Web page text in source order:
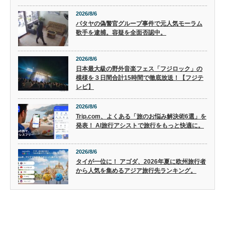
2026/8/6
パタヤの偽警官グループ事件で元人気モーラム
歌手を逮捕。容疑を全面否認中。
2026/8/6
日本最大級の野外音楽フェス「フジロック」の
模様を３日間合計15時間で徹底放送！【フジテ
レビ】
2026/8/6
Trip.com、よくある「旅のお悩み解決術6選」を
発表！ AI旅行アシストで旅行をもっと快適に。
2026/8/6
タイが一位に！ アゴダ、2026年夏に欧州旅行者
から人気を集めるアジア旅行先ランキング。